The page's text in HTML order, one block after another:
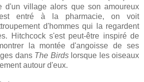
d'un village alors que son amoureux
est entré à la pharmacie, on voit
d'hommes qui la regardent
Hitchcock s'est peut-être inspiré de
la montée d'angoisse de ses
dans The Birdslorsque les oiseaux
autour d'eux.